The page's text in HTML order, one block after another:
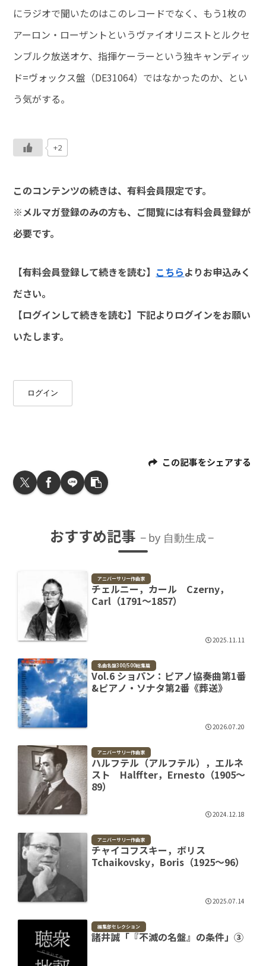
にラジオで聞いたのはこのレコードでなく、もう1枚の
アーロン・ローザントというヴァイオリニストとルクセ
ンブルク放送オケ、指揮ケーラーという独キャンディッ
ド=ヴォックス盤（DE31064）ではなかったのか、とい
う気がする。
+2
このコンテンツの続きは、有料会員限定です。
※メルマガ登録のみの方も、ご閲覧には有料会員登録が
必要です。
【有料会員登録して続きを読む】 こちらよりお申込みく
ださい。
【ログインして続きを読む】下記よりログインをお願い
いたします。
ログイン
この記事をシェアする
おすすめ記事 by 自動生成
アニバーサリー作曲家
チェルニー，カール Czerny，
Carl（1791～1857）
2025.11.11
名曲名盤300/500総集篇
Vol.6 ショパン：ピアノ協奏曲第1番
&ピアノ・ソナタ第2番《葬送》
2026.07.20
アニバーサリー作曲家
ハルフテル（アルフテル），エルネ
スト Halffter，Ernesto（1905～
89）
2024.12.18
アニバーサリー作曲家
チャイコフスキー，ボリス
Tchaikovsky，Boris（1925～96）
2025.07.14
編集部セレクション
諸井誠「『不滅の名盤』の条件」③